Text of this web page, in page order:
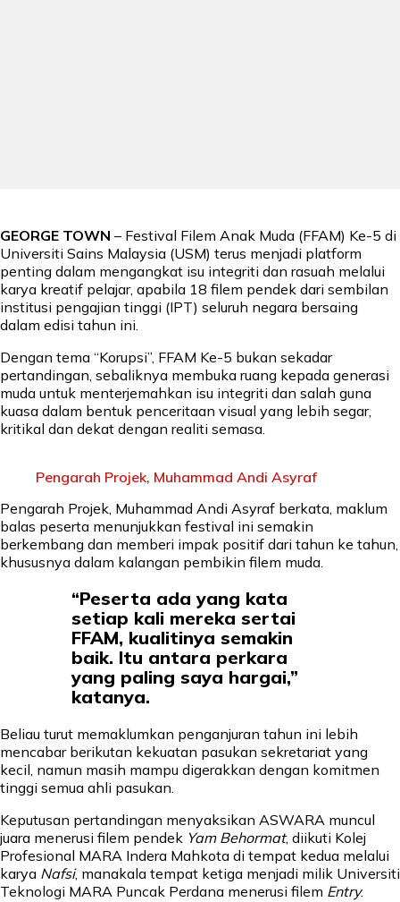
GEORGE TOWN – Festival Filem Anak Muda (FFAM) Ke-5 di
Universiti Sains Malaysia (USM) terus menjadi platform
penting dalam mengangkat isu integriti dan rasuah melalui
karya kreatif pelajar, apabila 18 filem pendek dari sembilan
institusi pengajian tinggi (IPT) seluruh negara bersaing
dalam edisi tahun ini.
Dengan tema “Korupsi”, FFAM Ke-5 bukan sekadar
pertandingan, sebaliknya membuka ruang kepada generasi
muda untuk menterjemahkan isu integriti dan salah guna
kuasa dalam bentuk penceritaan visual yang lebih segar,
kritikal dan dekat dengan realiti semasa.
Pengarah Projek, Muhammad Andi Asyraf
Pengarah Projek, Muhammad Andi Asyraf berkata, maklum
balas peserta menunjukkan festival ini semakin
berkembang dan memberi impak positif dari tahun ke tahun,
khususnya dalam kalangan pembikin filem muda.
“Peserta ada yang kata
setiap kali mereka sertai
FFAM, kualitinya semakin
baik. Itu antara perkara
yang paling saya hargai,”
katanya.
Beliau turut memaklumkan penganjuran tahun ini lebih
mencabar berikutan kekuatan pasukan sekretariat yang
kecil, namun masih mampu digerakkan dengan komitmen
tinggi semua ahli pasukan.
Keputusan pertandingan menyaksikan ASWARA muncul
juara menerusi filem pendek Yam Behormat, diikuti Kolej
Profesional MARA Indera Mahkota di tempat kedua melalui
karya Nafsi, manakala tempat ketiga menjadi milik Universiti
Teknologi MARA Puncak Perdana menerusi filem Entry.